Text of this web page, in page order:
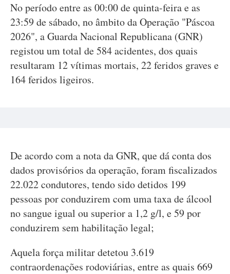
No período entre as 00:00 de quinta-feira e as
23:59 de sábado, no âmbito da Operação "Páscoa
2026", a Guarda Nacional Republicana (GNR)
registou um total de 584 acidentes, dos quais
resultaram 12 vítimas mortais, 22 feridos graves e
164 feridos ligeiros.
De acordo com a nota da GNR, que dá conta dos
dados provisórios da operação, foram fiscalizados
22.022 condutores, tendo sido detidos 199
pessoas por conduzirem com uma taxa de álcool
no sangue igual ou superior a 1,2 g/l, e 59 por
conduzirem sem habilitação legal;
Aquela força militar detetou 3.619
contraordenações rodoviárias, entre as quais 669